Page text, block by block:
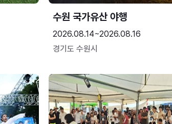
수원 국가유산 야행
2026.08.14~2026.08.16
경기도 수원시